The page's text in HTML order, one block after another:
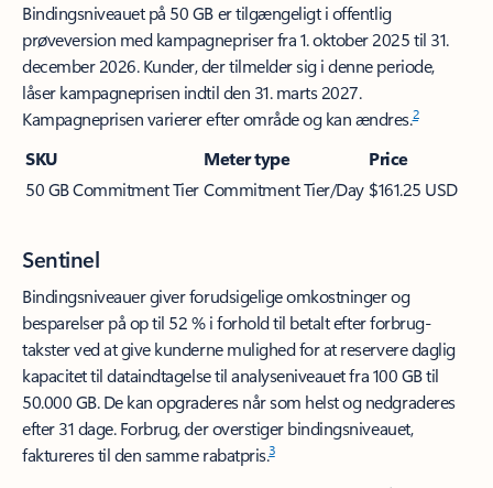
Bindingsniveauet på 50 GB er tilgængeligt i offentlig
prøveversion med kampagnepriser fra 1. oktober 2025 til 31.
december 2026. Kunder, der tilmelder sig i denne periode,
låser kampagneprisen indtil den 31. marts 2027.
Kampagneprisen varierer efter område og kan ændres.2
Bindingsniveauer giver forudsigelige omkostninger og
besparelser på op til 52 % i forhold til betalt efter forbrug-
takster ved at give kunderne mulighed for at reservere daglig
kapacitet til dataindtagelse til analyseniveauet fra 100 GB til
50.000 GB. De kan opgraderes når som helst og nedgraderes
efter 31 dage. Forbrug, der overstiger bindingsniveauet,
faktureres til den samme rabatpris.3